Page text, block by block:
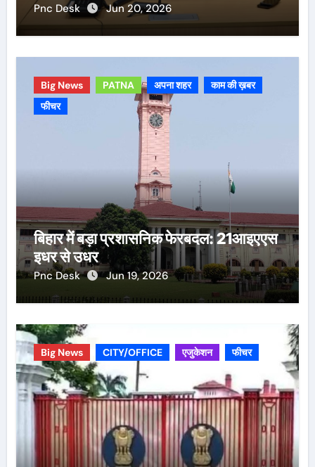
Pnc Desk Jun 20, 2026
Big News PATNA अपना शहर
काम की ख़बर
फीचर
बिहार में बड़ा प्रशासनिक फेरबदल: 21आइएएस
इधर से उधर
Pnc Desk Jun 19, 2026
Big News CITY/OFFICE एजुकेशन फीचर